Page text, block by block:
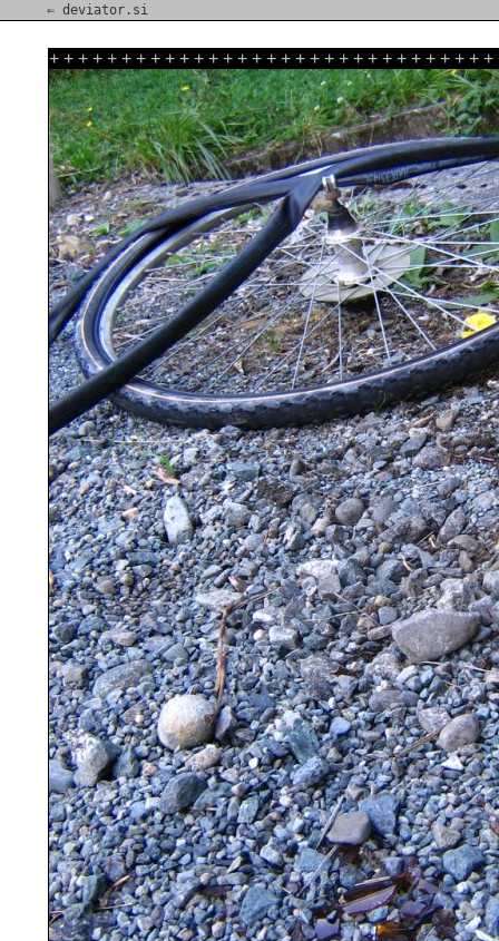
⇐ deviator.si
+ + + + + + + + + + + + + + + + + + + + + + + + + + + + + + +